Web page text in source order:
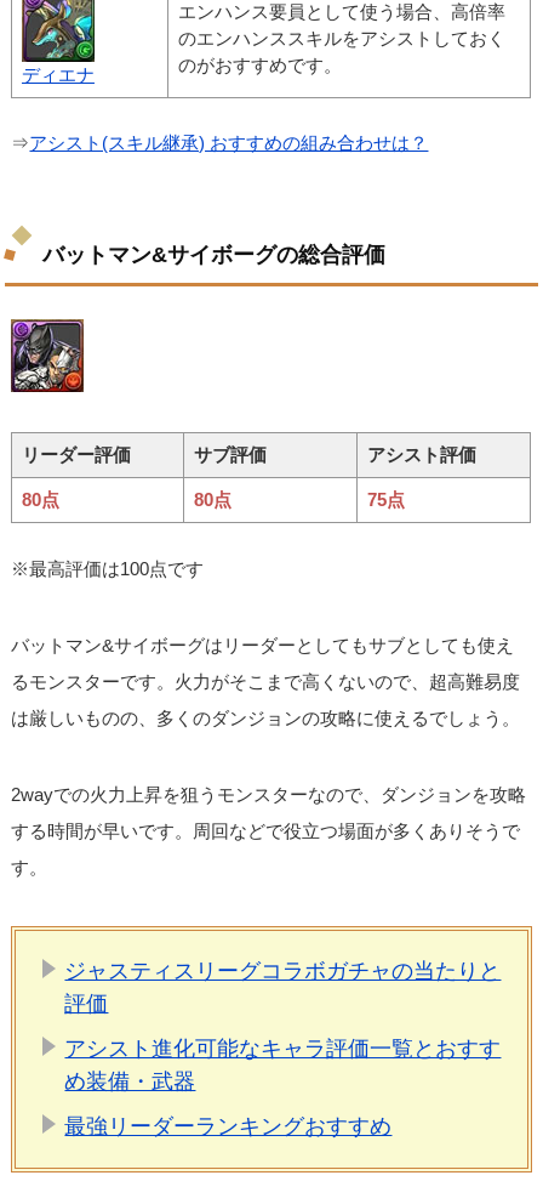
ディエナ
エンハンス要員として使う場合、高倍率
のエンハンススキルをアシストしておく
のがおすすめです。
⇒アシスト(スキル継承) おすすめの組み合わせは？
バットマン&サイボーグの総合評価
リーダー評価 サブ評価 アシスト評価
80点 80点 75点
※最高評価は100点です
バットマン&サイボーグはリーダーとしてもサブとしても使え
るモンスターです。火力がそこまで高くないので、超高難易度
は厳しいものの、多くのダンジョンの攻略に使えるでしょう。
2wayでの火力上昇を狙うモンスターなので、ダンジョンを攻略
する時間が早いです。周回などで役立つ場面が多くありそうで
す。
ジャスティスリーグコラボガチャの当たりと
評価
アシスト進化可能なキャラ評価一覧とおすす
め装備・武器
最強リーダーランキングおすすめ